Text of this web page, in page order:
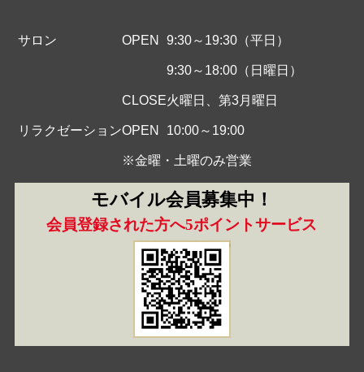
サロン OPEN 9:30～19:30（平日）
9:30～18:00（日曜日）
CLOSE火曜日、第3月曜日
リラクゼーションOPEN 10:00～19:00
※金曜・土曜のみ営業
モバイル会員募集中！
会員登録された方へ5ポイントサービス